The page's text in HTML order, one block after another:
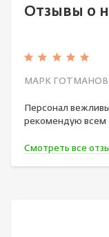
Отзывы о
МАРК ГОТМАНОВ
Персонал
рекомендую всем
Смотреть все